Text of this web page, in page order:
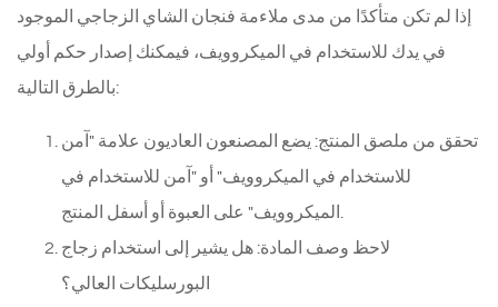
إذا لم تكن متأكدًا من مدى ملاءمة فنجان الشاي الزجاجي الموجود
في يدك للاستخدام في الميكروويف، فيمكنك إصدار حكم أولي
بالطرق التالية:
تحقق من ملصق المنتج: يضع المصنعون العاديون علامة "آمن
للاستخدام في الميكروويف" أو "آمن للاستخدام في
لاحظ وصف المادة: هل يشير إلى استخدام زجاج
البورسليكات العالي؟